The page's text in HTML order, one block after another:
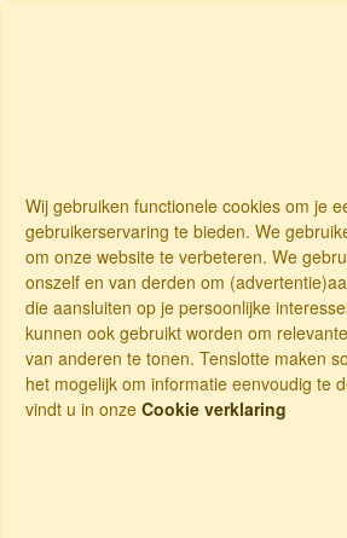
Wij gebruiken functionele cookies om je
gebruikerservaring te bieden. We
om onze website te verbeteren. We
onszelf en van derden om
die aansluiten op je persoonlijke
kunnen ook gebruikt worden om
van anderen te tonen. Tenslotte maken
het mogelijk om informatie eenvoudig te
vindt u in onze Cookie verklaring